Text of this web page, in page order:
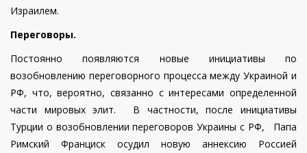
Израилем.
Переговоры.
Постоянно появляются новые инициативы по
возобновлению переговорного процесса между Украиной и
РФ, что, вероятно, связанно с интересами определенной
части мировых элит. В частности, после инициативы
Турции о возобновлении переговоров Украины с РФ, Папа
Римский Франциск осудил новую аннексию Россией